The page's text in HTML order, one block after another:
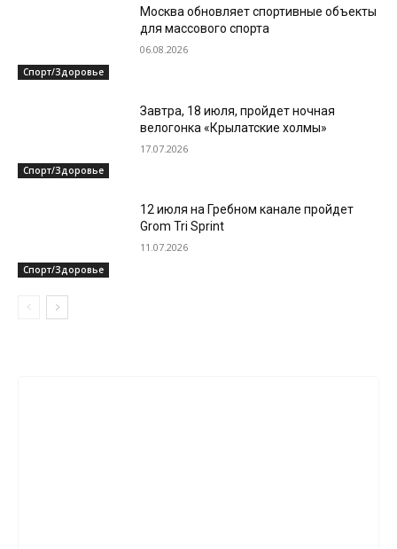
Спорт/Здоровье
Москва обновляет спортивные объекты
для массового спорта
06.08.2026
Спорт/Здоровье
Завтра, 18 июля, пройдет ночная
велогонка «Крылатские холмы»
17.07.2026
Спорт/Здоровье
12 июля на Гребном канале пройдет
Grom Tri Sprint
11.07.2026